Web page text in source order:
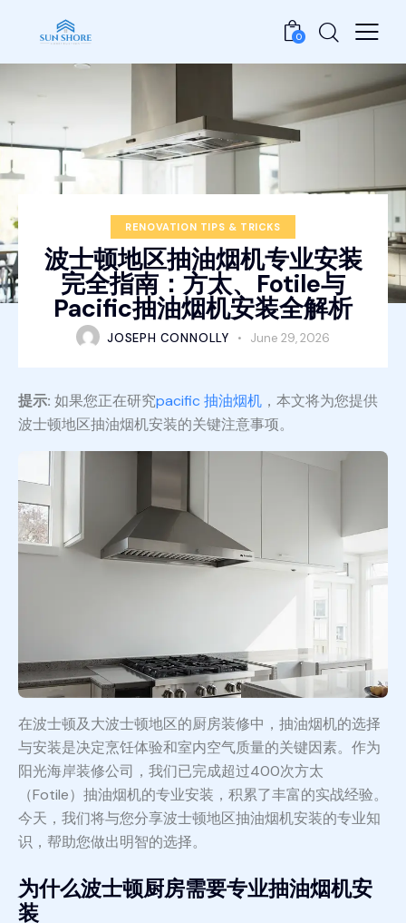
0
RENOVATION TIPS & TRICKS
波士顿地区抽油烟机专业安装
完全指南：方太、Fotile与
Pacific抽油烟机安装全解析
JOSEPH CONNOLLY June 29, 2026
提示: 如果您正在研究pacific 抽油烟机 ，本文将为您提供
波士顿地区抽油烟机安装的关键注意事项。
在波士顿及大波士顿地区的厨房装修中，抽油烟机的选择
与安装是决定烹饪体验和室内空气质量的关键因素。作为
阳光海岸装修公司，我们已完成超过400次方太
（Fotile）抽油烟机的专业安装，积累了丰富的实战经验。
今天，我们将与您分享波士顿地区抽油烟机安装的专业知
识，帮助您做出明智的选择。
为什么波士顿厨房需要专业抽油烟机安
装